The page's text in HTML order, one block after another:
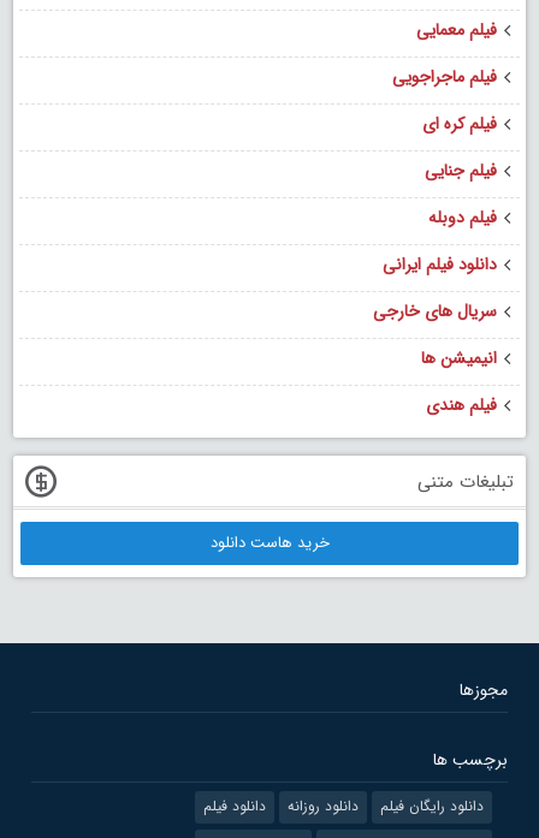
فیلم معمایی
فیلم ماجراجویی
فیلم کره ای
فیلم جنایی
فیلم دوبله
دانلود فیلم ایرانی
سریال های خارجی
انیمیشن ها
فیلم هندی
تبلیغات متنی
خرید هاست دانلود
مجوزها
برچسب ها
دانلود رایگان فیلم دانلود روزانه
دانلود فیلم